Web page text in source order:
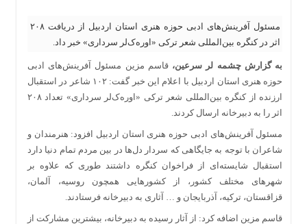
مسئول آفرینش‌های ادبی حوزه هنری استان اردبیل از دریافت ۲۰۸
اثر در کنگره بین‌المللی شعر ترکی «اوره‌ک‌لر سرداری» خبر داد.
به گزارش چشمه لر سرعین،قاسم مزین مسئول آفرینش‌های ادبی
حوزه هنری استان اردبیل با اعلام این خبر گفت: ۱۰۲ شاعر در استقبال
ارزنده از کنگره بین‌المللی شعر ترکی «اوره‌ک‌لر سرداری» تعداد ۲۰۸
اثر را به دبیرخانه ارسال کردند.
مسئول آفرینش‌های ادبی حوزه هنری استان اردبیل افزود: هنرمندان و
شاعران با توجه به جایگاهی که سردار دل‌ها در بین مردم تمام دنیا دارد
استقبال شایسته‌ای از فراخوان کنگره داشتند طوری که علاوه بر
شهرهای مختلف کشور، از کشورهایی همچون روسیه، آلمان،
قزاقستان، ترکیه، آذربایجان و … آثاری به دبیرخانه فرستادند.
قاسم مزین اضافه کرد: از آثار رسیده به دبیرخانه، بیشترین مشارکت از